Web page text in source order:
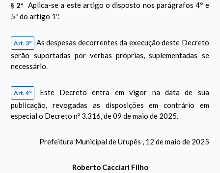
§ 2º
Aplica-se a este artigo o disposto nos parágrafos 4º e
5º do artigo 1º.
Art. 3º
As despesas decorrentes da execução deste Decreto
serão suportadas por verbas próprias, suplementadas se
necessário.
Art. 4º
Este Decreto entra em vigor na data de sua
publicação, revogadas as disposições em contrário em
especial o Decreto nº 3.316, de 09 de maio de 2025.
Prefeitura Municipal de Urupês , 12 de maio de 2025
Roberto Cacciari Filho